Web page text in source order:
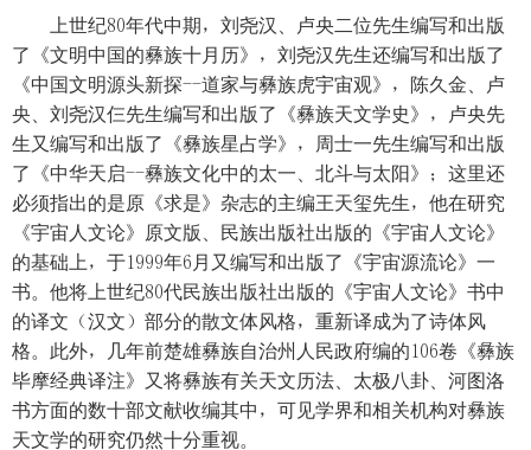
上世纪80年代中期，刘尧汉、卢央二位先生编写和出版
了《文明中国的彝族十月历》，刘尧汉先生还编写和出版了
《中国文明源头新探--道家与彝族虎宇宙观》，陈久金、卢
央、刘尧汉仨先生编写和出版了《彝族天文学史》，卢央先
生又编写和出版了《彝族星占学》，周士一先生编写和出版
了《中华天启--彝族文化中的太一、北斗与太阳》；这里还
必须指出的是原《求是》杂志的主编王天玺先生，他在研究
《宇宙人文论》原文版、民族出版社出版的《宇宙人文论》
的基础上，于1999年6月又编写和出版了《宇宙源流论》一
书。他将上世纪80代民族出版社出版的《宇宙人文论》书中
的译文（汉文）部分的散文体风格，重新译成为了诗体风
格。此外，几年前楚雄彝族自治州人民政府编的106卷《彝族
毕摩经典译注》又将彝族有关天文历法、太极八卦、河图洛
书方面的数十部文献收编其中，可见学界和相关机构对彝族
天文学的研究仍然十分重视。